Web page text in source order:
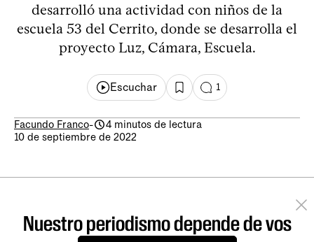
desarrolló una actividad con niños de la
escuela 53 del Cerrito, donde se desarrolla el
proyecto Luz, Cámara, Escuela.
Escuchar 1
Facundo Franco-
4 minutos de lectura
10 de septiembre de 2022
Nuestro periodismo depende de vos